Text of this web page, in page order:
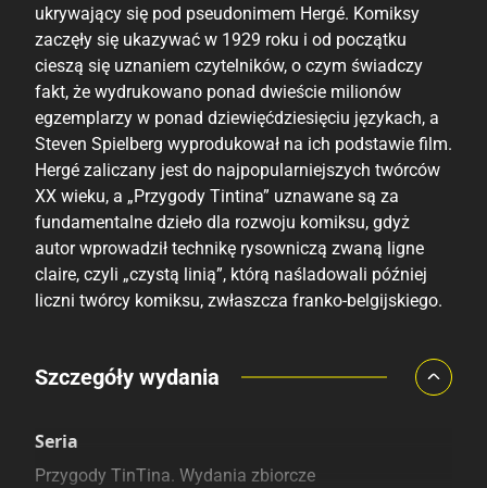
ukrywający się pod pseudonimem Hergé. Komiksy
zaczęły się ukazywać w 1929 roku i od początku
cieszą się uznaniem czytelników, o czym świadczy
fakt, że wydrukowano ponad dwieście milionów
egzemplarzy w ponad dziewięćdziesięciu językach, a
Steven Spielberg wyprodukował na ich podstawie film.
Hergé zaliczany jest do najpopularniejszych twórców
XX wieku, a „Przygody Tintina” uznawane są za
fundamentalne dzieło dla rozwoju komiksu, gdyż
autor wprowadził technikę rysowniczą zwaną ligne
claire, czyli „czystą linią”, którą naśladowali później
liczni twórcy komiksu, zwłaszcza franko-belgijskiego.
Porównaj ceny
Szczegóły wydania
Seria
Przygody TinTina. Wydania zbiorcze